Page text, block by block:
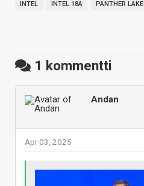
INTEL INTEL 18A PANTHER LAKE
1 kommentti
Andan
Apr 03, 2025